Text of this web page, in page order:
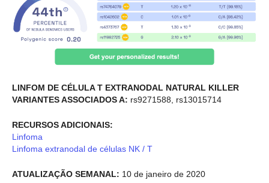
LINFOM DE CÉLULA T EXTRANODAL NATURAL KILLER
VARIANTES ASSOCIADOS A: rs9271588, rs13015714
RECURSOS ADICIONAIS:
Linfoma
Linfoma extranodal de células NK / T
ATUALIZAÇÃO SEMANAL: 10 de janeiro de 2020